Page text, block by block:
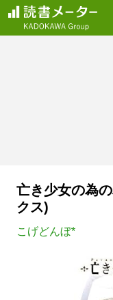
亡き少女の為
クス)
こげどんぼ*